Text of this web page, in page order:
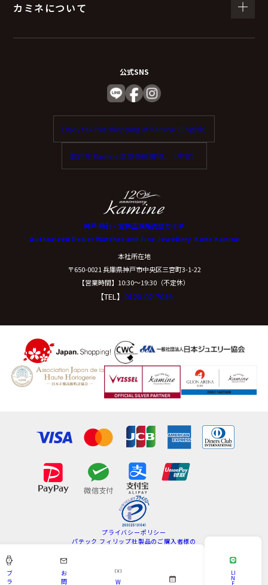
カミネについて
公式SNS
Enjoy tax-free shopping at Kamine. (English)
歡迎在 Kamine 享受免稅購物。（中文）
神戸 時計・宝飾正規販売店カミネ
Authorized Dealer Watches and Fine Jewellery, Kobe Kamine
本社所在地
〒650-0021 兵庫県神戸市中央区三宮町3-1-22
【営業時間】10:30〜19:30（不定休）
【TEL】 0120-02-7039
プライバシーポリシー
パテック フィリップ社製品のご購入者様の
サイトマップ
ブ
ラ
お
問 W
LI
N
E